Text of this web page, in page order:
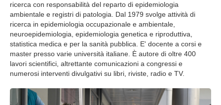
ricerca con responsabilità del reparto di epidemiologia
ambientale e registri di patologia. Dal 1979 svolge attività di
ricerca in epidemiologia occupazionale e ambientale,
neuroepidemiologia, epidemiologia genetica e riproduttiva,
statistica medica e per la sanità pubblica. E' docente a corsi e
master presso varie università italiane. È autore di oltre 400
lavori scientifici, altrettante comunicazioni a congressi e
numerosi interventi divulgativi su libri, riviste, radio e TV.